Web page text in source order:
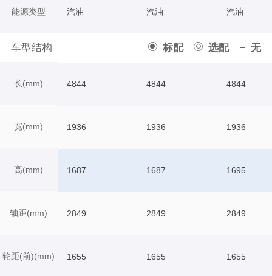
能源类型
车型结构 标配 选配 无
长(mm)
宽(mm)
高(mm)
轴距(mm)
轮距(前)(mm)
汽油 汽油 汽油
4844 4844 4844
1936 1936 1936
1687 1687 1695
2849 2849 2849
1655 1655 1655